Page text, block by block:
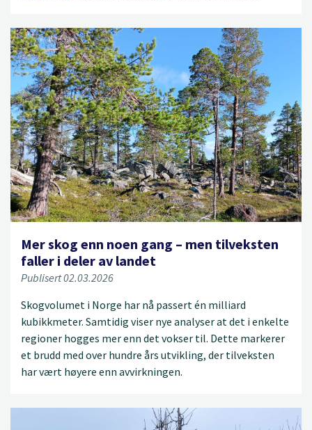
Mer skog enn noen gang – men tilveksten
faller i deler av landet
Publisert 02.03.2026
Skogvolumet i Norge har nå passert én milliard
kubikkmeter. Samtidig viser nye analyser at det i enkelte
regioner hogges mer enn det vokser til. Dette markerer
et brudd med over hundre års utvikling, der tilveksten
har vært høyere enn avvirkningen.